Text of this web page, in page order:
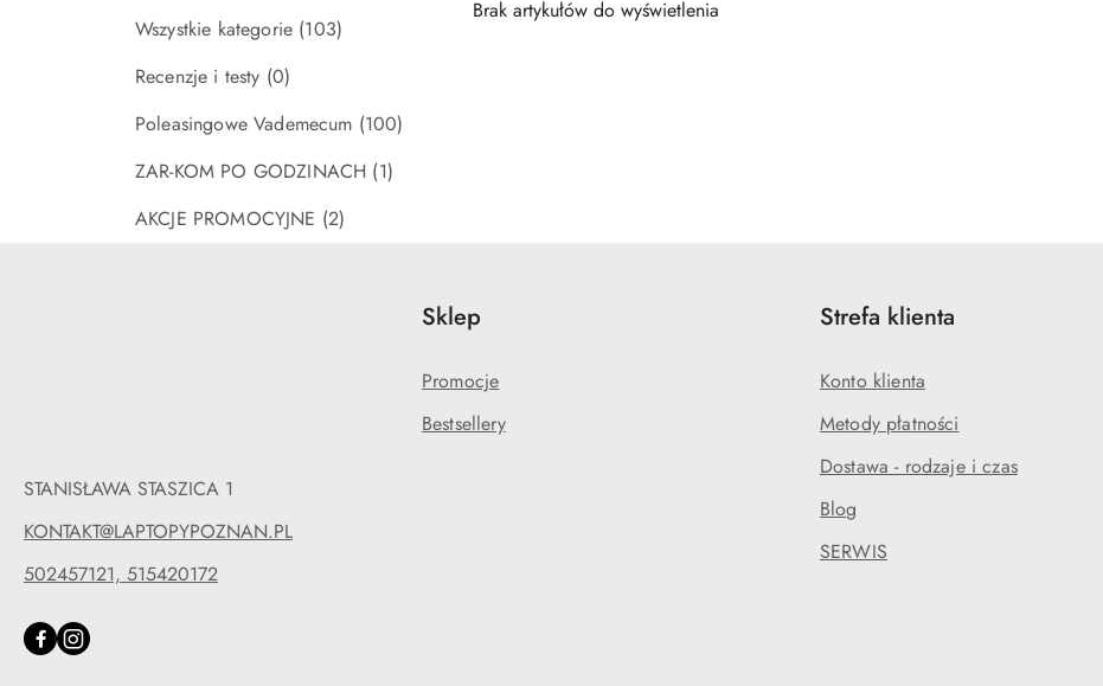
Wszystkie kategorie (103)
Recenzje i testy (0)
Poleasingowe Vademecum (100)
ZAR-KOM PO GODZINACH (1)
AKCJE PROMOCYJNE (2)
Brak artykułów do wyświetlenia
STANISŁAWA STASZICA 1
KONTAKT@LAPTOPYPOZNAN.PL
502457121, 515420172
Sklep
Promocje
Bestsellery
Strefa klienta
Konto klienta
Metody płatności
Dostawa - rodzaje i czas
Blog
SERWIS